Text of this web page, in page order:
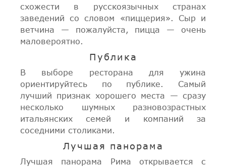
схожести в русскоязычных странах
заведений со словом «пиццерия». Сыр и
ветчина — пожалуйста, пицца — очень
маловероятно.
Публика
В выборе ресторана для ужина
ориентируйтесь по публике. Самый
лучший признак хорошего места — сразу
несколько шумных разновозрастных
итальянских семей и компаний за
соседними столиками.
Лучшая панорама
Лучшая панорама Рима открывается с